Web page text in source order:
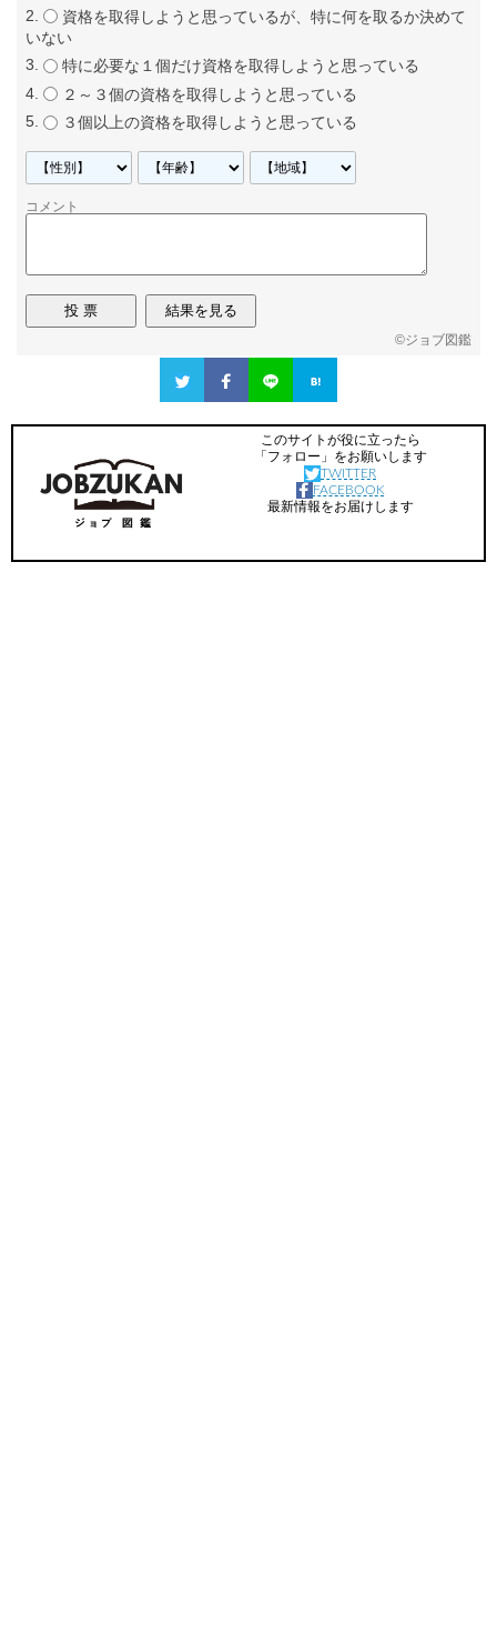
資格を取得しようと思っているが、特に何を取るか決めて
いない
特に必要な１個だけ資格を取得しようと思っている
２～３個の資格を取得しようと思っている
３個以上の資格を取得しようと思っている
コメント
©ジョブ図鑑
このサイトが役に立ったら
「フォロー」をお願いします
TWITTER
FACEBOOK
最新情報をお届けします